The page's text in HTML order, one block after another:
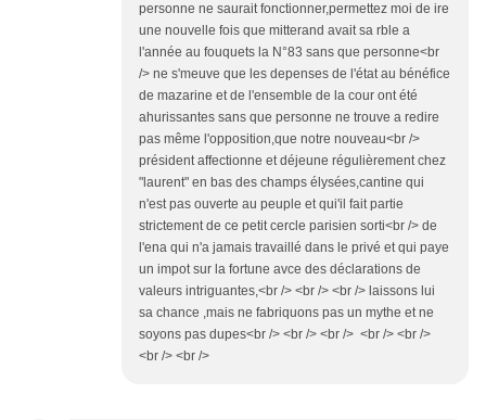
personne ne saurait fonctionner,permettez moi de ire
une nouvelle fois que mitterand avait sa rble a
l'année au fouquets la N°83 sans que personne<br
/> ne s'meuve que les depenses de l'état au bénéfice
de mazarine et de l'ensemble de la cour ont été
ahurissantes sans que personne ne trouve a redire
pas même l'opposition,que notre nouveau<br />
président affectionne et déjeune régulièrement chez
"laurent" en bas des champs élysées,cantine qui
n'est pas ouverte au peuple et qui'il fait partie
strictement de ce petit cercle parisien sorti<br /> de
l'ena qui n'a jamais travaillé dans le privé et qui paye
un impot sur la fortune avce des déclarations de
valeurs intriguantes,<br /> <br /> <br /> laissons lui
sa chance ,mais ne fabriquons pas un mythe et ne
soyons pas dupes<br /> <br /> <br /> <br /> <br />
<br /> <br />